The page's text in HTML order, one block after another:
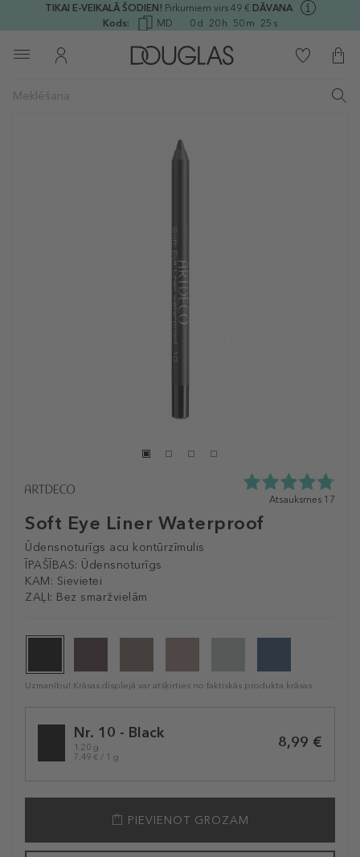
TIKAI E-VEIKALĀ ŠODIEN! Pirkumiem virs 49 € DĀVANA
Kods:
MD 0 d 20 h 50 m 25 s
Soft Eye Liner Waterproof
Ūdensnoturīgs acu kontūrzīmulis
ĪPAŠĪBAS: Ūdensnoturīgs
KAM: Sievietei
ZAĻI: Bez smaržvielām
4.8
Atsauksmes 17
Uzmanību! Krāsas displejā var atšķirties no faktiskās produkta krāsas.
variationNr. 10 - Black
1.20 g
7,49 € / 1 g
8,99 €
PIEVIENOT GROZAM